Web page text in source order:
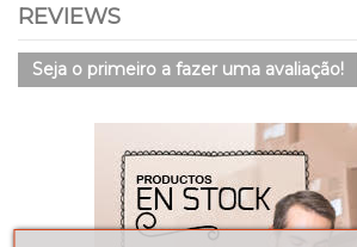
REVIEWS
Seja o primeiro a fazer uma avaliação!